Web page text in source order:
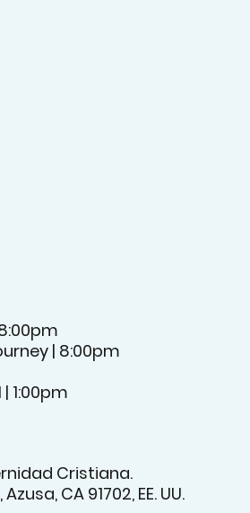
| 8:00pm
1:00pm
Cristiana.
CA 91702, EE. UU.